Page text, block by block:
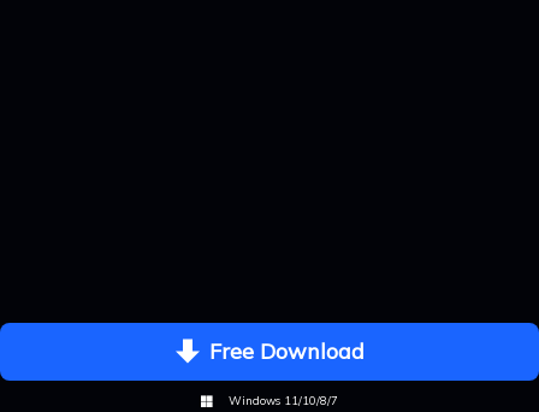
 Free Download
 Windows 11/10/8/7